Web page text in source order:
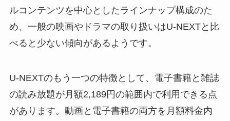
ルコンテンツを中心としたラインナップ構成のた
め、一般の映画やドラマの取り扱いはU-NEXTと比
べると少ない傾向があるようです。
U-NEXTのもう一つの特徴として、電子書籍と雑誌
の読み放題が月額2,189円の範囲内で利用できる点
があります。動画と電子書籍の両方を月額料金内